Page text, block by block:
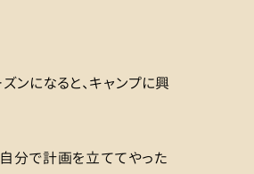
になると、キャンプに興
分で計画を立ててやった